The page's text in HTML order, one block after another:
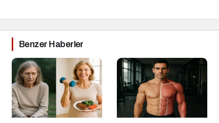
Benzer Haberler